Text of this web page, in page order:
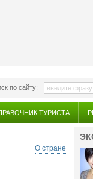
по сайту:
ТУРИСТА
О стране